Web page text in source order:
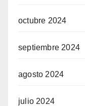
octubre 2024
septiembre 2024
agosto 2024
julio 2024